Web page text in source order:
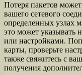
Потеря пакетов
вашего сетевого
определенных узлах
это может указывать
или настройками.
карты, проверьте
также свяжитесь с
получения